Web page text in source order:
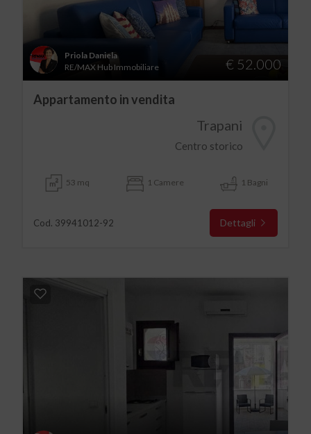
Priola Daniela
RE/MAX Hub Immobiliare
€ 52.000
Appartamento in vendita
Trapani
Centro storico
53 mq 1 Camere 1 Bagni
Cod. 39941012-92 Dettagli